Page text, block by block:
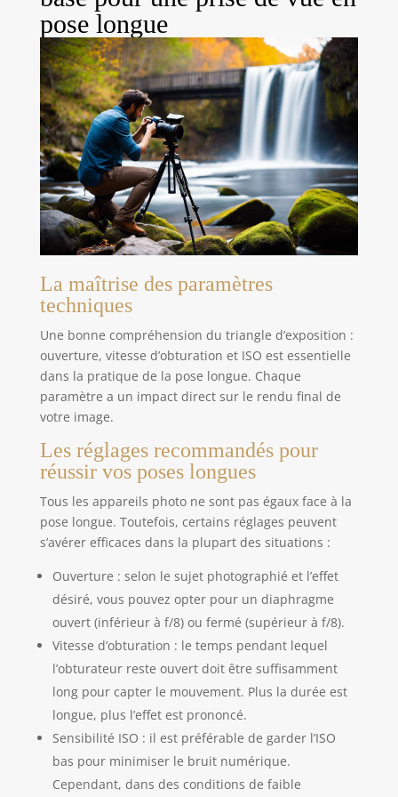
filtres de l'objectif sur l'ensemble du réseaux en
ligne au monde) Source: Euromonitor, 2024 data.
pose longue
La maîtrise des paramètres
techniques
Une bonne compréhension du triangle d’exposition :
ouverture, vitesse d’obturation et ISO est essentielle
dans la pratique de la pose longue. Chaque
paramètre a un impact direct sur le rendu final de
votre image.
Les réglages recommandés pour
réussir vos poses longues
Tous les appareils photo ne sont pas égaux face à la
pose longue. Toutefois, certains réglages peuvent
s’avérer efficaces dans la plupart des situations :
Ouverture : selon le sujet photographié et l’effet
désiré, vous pouvez opter pour un diaphragme
ouvert (inférieur à f/8) ou fermé (supérieur à f/8).
Vitesse d’obturation : le temps pendant lequel
l’obturateur reste ouvert doit être suffisamment
long pour capter le mouvement. Plus la durée est
longue, plus l’effet est prononcé.
Sensibilité ISO : il est préférable de garder l’ISO
bas pour minimiser le bruit numérique.
Cependant, dans des conditions de faible